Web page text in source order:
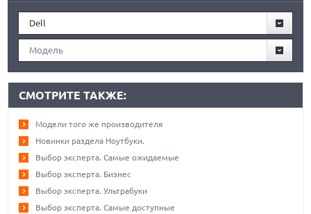
Dell
Модель
СМОТРИТЕ ТАКЖЕ:
Модели того же производителя
Новинки раздела Ноутбуки.
Выбор эксперта. Самые ожидаемые
Выбор эксперта. Бизнес
Выбор эксперта. Ультрабуки
Выбор эксперта. Самые доступные